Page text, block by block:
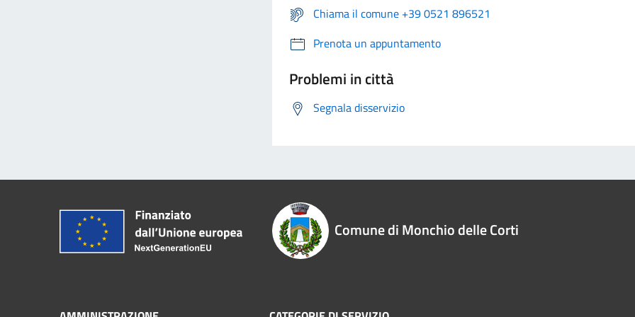
Chiama il comune +39 0521 896521
Prenota un appuntamento
Problemi in città
Segnala disservizio
Comune di Monchio delle Corti